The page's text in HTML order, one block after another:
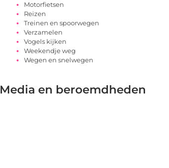
Motorfietsen
Reizen
Treinen en spoorwegen
Verzamelen
Vogels kijken
Weekendje weg
Wegen en snelwegen
Media en beroemdheden